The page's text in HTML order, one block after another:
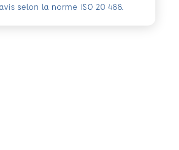
selon la norme ISO 20 488.